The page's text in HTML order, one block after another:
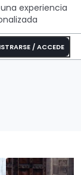
experiencia
/ ACCEDE